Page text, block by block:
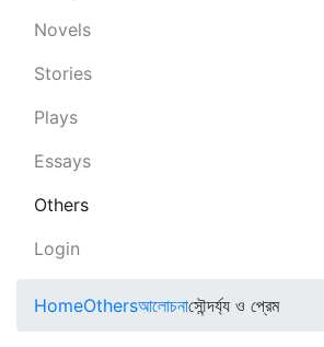
Novels
Stories
Plays
Essays
Others
Login
HomeOthersআলোচনাসৌন্দর্য্য ও প্রেম